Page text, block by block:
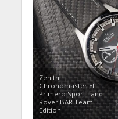
Zenith
Chronomaster El
Primero Sport Land
Rover BAR Team
Edition